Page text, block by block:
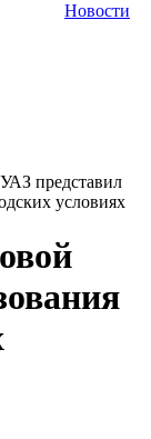
Новости
УАЗ представил
условиях